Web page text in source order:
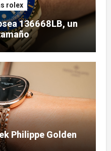
rolex
136668LB, un
Philippe Golden